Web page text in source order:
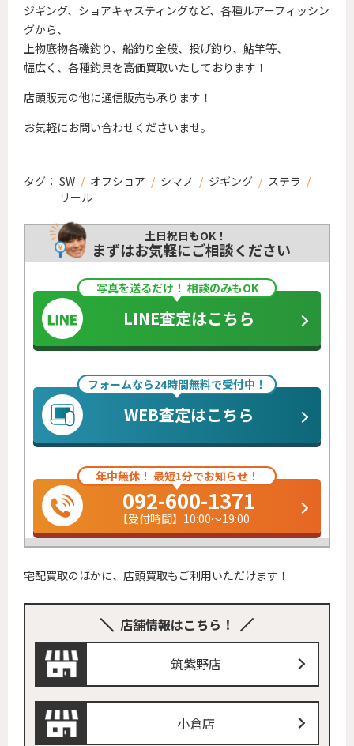
ジギング、ショアキャスティングなど、各種ルアーフィッシン
グから、
上物底物各磯釣り、船釣り全般、投げ釣り、鮎竿等、
幅広く、各種釣具を高価買取いたしております！
店頭販売の他に通信販売も承ります！
お気軽にお問い合わせくださいませ。
タグ： SW / オフショア / シマノ / ジギング / ステラ /
リール
土日祝日もOK！
まずはお気軽にご相談ください
写真を送るだけ！ 相談のみもOK
LINE査定はこちら
フォームなら24時間無料で受付中！
WEB査定はこちら
年中無休！ 最短1分でお知らせ！
092-600-1371
【受付時間】10:00～19:00
宅配買取のほかに、店頭買取もご利用いただけます！
店舗情報はこちら！
筑紫野店
小倉店